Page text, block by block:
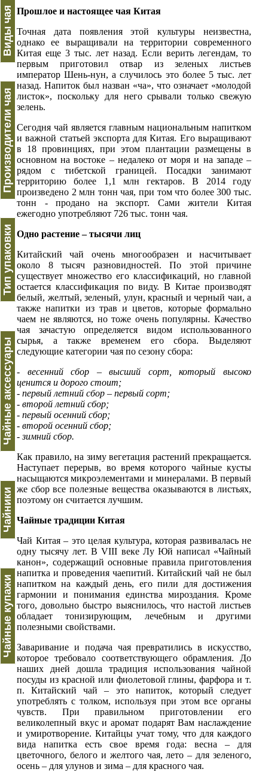
Виды чая
Производители чая
Тип упаковки
Чайные аксессуары
Чайники
Чайные купажи
Прошлое и настоящее чая Китая
Точная дата появления этой культуры неизвестна,
однако ее выращивали на территории современного
Китая еще 3 тыс. лет назад. Если верить легендам, то
первым приготовил отвар из зеленых листьев
император Шень-нун, а случилось это более 5 тыс. лет
назад. Напиток был назван «ча», что означает «молодой
листок», поскольку для него срывали только свежую
зелень.
Сегодня чай является главным национальным напитком
и важной статьей экспорта для Китая. Его выращивают
в 18 провинциях, при этом плантации размещены в
основном на востоке – недалеко от моря и на западе –
рядом с тибетской границей. Посадки занимают
территорию более 1,1 млн гектаров. В 2014 году
произведено 2 млн тонн чая, при том что более 300 тыс.
тонн - продано на экспорт. Сами жители Китая
ежегодно употребляют 726 тыс. тонн чая.
Одно растение – тысячи лиц
Китайский чай очень многообразен и насчитывает
около 8 тысяч разновидностей. По этой причине
существует множество его классификаций, но главной
остается классификация по виду. В Китае производят
белый, желтый, зеленый, улун, красный и черный чаи, а
также напитки из трав и цветов, которые формально
чаем не являются, но тоже очень популярны. Качество
чая зачастую определяется видом использованного
сырья, а также временем его сбора. Выделяют
следующие категории чая по сезону сбора:
- весенний сбор – высший сорт, который высоко
ценится и дорого стоит;
- первый летний сбор – первый сорт;
- второй летний сбор;
- первый осенний сбор;
- второй осенний сбор;
- зимний сбор.
Как правило, на зиму вегетация растений прекращается.
Наступает перерыв, во время которого чайные кусты
насыщаются микроэлементами и минералами. В первый
же сбор все полезные вещества оказываются в листьях,
поэтому он считается лучшим.
Чайные традиции Китая
Чай Китая – это целая культура, которая развивалась не
одну тысячу лет. В VIII веке Лу Юй написал «Чайный
канон», содержащий основные правила приготовления
напитка и проведения чаепитий. Китайский чай не был
напитком на каждый день, его пили для достижения
гармонии и понимания единства мироздания. Кроме
того, довольно быстро выяснилось, что настой листьев
обладает тонизирующим, лечебным и другими
полезными свойствами.
Заваривание и подача чая превратились в искусство,
которое требовало соответствующего обрамления. До
наших дней дошла традиция использования чайной
посуды из красной или фиолетовой глины, фарфора и т.
п. Китайский чай – это напиток, который следует
употреблять с толком, используя при этом все органы
чувств. При правильном приготовлении его
великолепный вкус и аромат подарят Вам наслаждение
и умиротворение. Китайцы учат тому, что для каждого
вида напитка есть свое время года: весна – для
цветочного, белого и желтого чая, лето – для зеленого,
осень – для улунов и зима – для красного чая.